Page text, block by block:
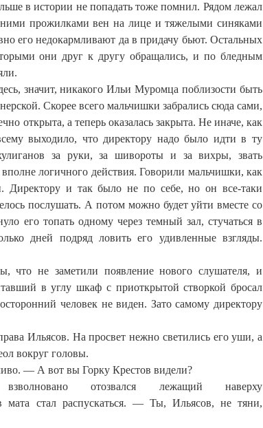
в истории не попадать тоже помнил. Рядом лежал
прожилками вен на лице и тяжелыми синяками
его недокармливают да в придачу бьют. Остальных
они друг к другу обращались, и по бледным
значит, никакого Ильи Муромца поблизости быть
. Скорее всегомальчишки забрались сюда сами,
открыта, а теперь оказалась закрыта. Не иначе, как
выходило, что директору надо было идти в ту
за руки, за шивороты и за вихры, звать
логичного действия. Говорили мальчишки, как
Директору и так было не по себе, но он все-таки
послушать. А потом можно будет уйти вместе со
его топать одному через темный зал, стучаться в
дней подряд ловить его удивленные взгляды.
что не заметили появление нового слушателя, и
в углу шкаф с приоткрытой створкой бросал
человек не виден. Зато самому директору
Ильясов. На просвет нежно светились его уши, а
вокруг головы.
— А вот вы Горку Крестов видели?
отозвался лежащий наверху
мата стал распускаться. — Ты, Ильясов, не тяни,